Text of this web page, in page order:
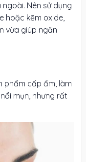
Nên sử dụng
hoặc kẽm oxide,
vừa giúp ngăn
phẩm cấp ẩm, làm
mụn, nhưng rất